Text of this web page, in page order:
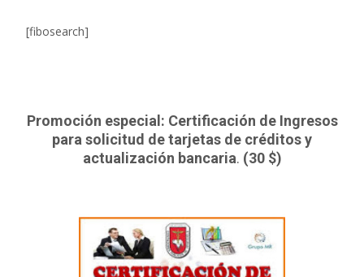
[fibosearch]
Promoción especial: Certificación de Ingresos
para solicitud de tarjetas de créditos y
actualización bancaria. (30 $)